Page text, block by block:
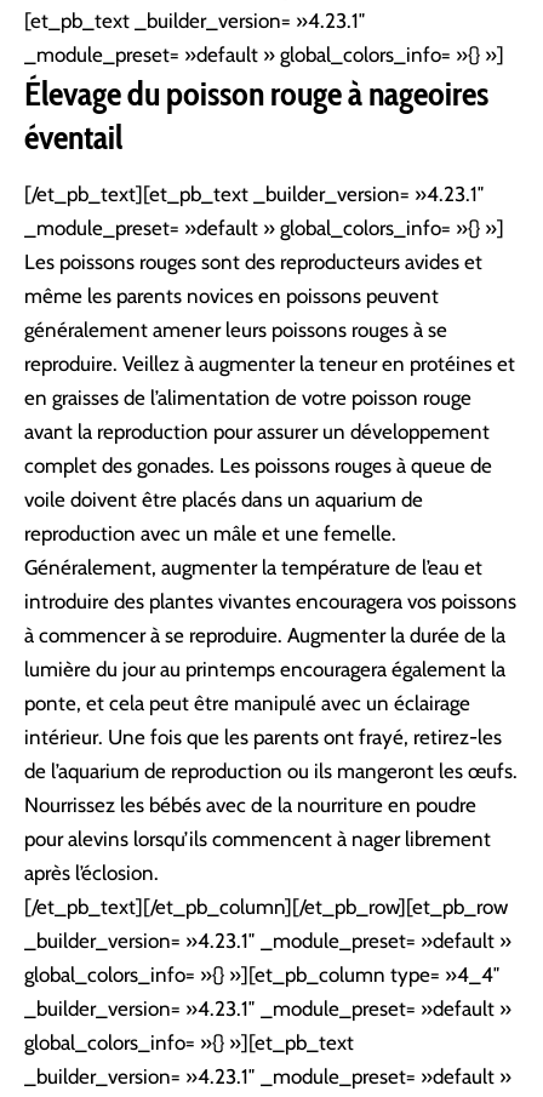
[et_pb_text _builder_version= »4.23.1″
_module_preset= »default » global_colors_info= »{} »]
Élevage du poisson rouge à nageoires
éventail
[/et_pb_text][et_pb_text _builder_version= »4.23.1″
_module_preset= »default » global_colors_info= »{} »]
Les poissons rouges sont des reproducteurs avides et
même les parents novices en poissons peuvent
généralement amener leurs poissons rouges à se
reproduire. Veillez à augmenter la teneur en protéines et
en graisses de l’alimentation de votre poisson rouge
avant la reproduction pour assurer un développement
complet des gonades. Les poissons rouges à queue de
voile doivent être placés dans un aquarium de
reproduction avec un mâle et une femelle.
Généralement, augmenter la température de l’eau et
introduire des plantes vivantes encouragera vos poissons
à commencer à se reproduire. Augmenter la durée de la
lumière du jour au printemps encouragera également la
ponte, et cela peut être manipulé avec un éclairage
intérieur. Une fois que les parents ont frayé, retirez-les
de l’aquarium de reproduction ou ils mangeront les œufs.
Nourrissez les bébés avec de la nourriture en poudre
pour alevins lorsqu’ils commencent à nager librement
après l’éclosion.
[/et_pb_text][/et_pb_column][/et_pb_row][et_pb_row
_builder_version= »4.23.1″ _module_preset= »default »
global_colors_info= »{} »][et_pb_column type= »4_4″
_builder_version= »4.23.1″ _module_preset= »default »
global_colors_info= »{} »][et_pb_text
_builder_version= »4.23.1″ _module_preset= »default »